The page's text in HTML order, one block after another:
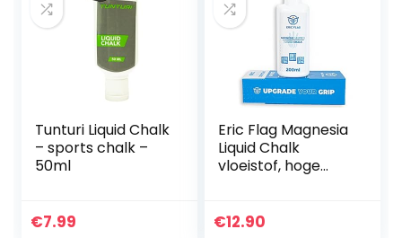
Tunturi Liquid Chalk
– sports chalk –
50ml
€7.99
Eric Flag Magnesia
Liquid Chalk
vloeistof, hoge
200 ml, voor sport,
€12.90